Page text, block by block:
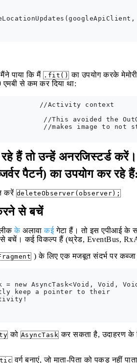
पाया कि मैं .fit() का उपयोग करके
से कम कर दिया था:
//Activity context
//This avoided the
//makes image to not
हैं तो उन्हें अनरजिस्टर्ड करें।
पैटर्न) का उपयोग कर रहे हैं:
करें deleteObserver(observer);
से बचें
लीकके अलावाकईगेटा हैं। तो इस एपीआई के
से बचें। कई विकल्प हैं (थ्रेड, EventBus,
) के लिए एक मजबूत संदर्भ पर कब्जा
= new AsyncTask<Void, Void,
keep a pointer to their
को AsyncTask कर सकता है, उदाहरण के
वर्ग बनाएं, जो माता-पिता को पकड़ नहीं